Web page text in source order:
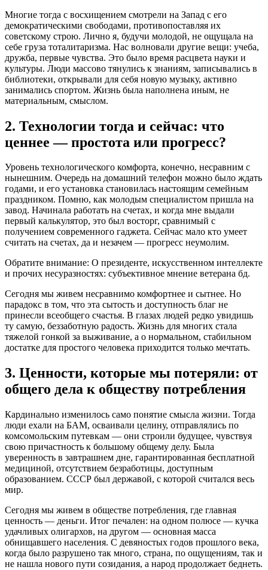
Многие тогда с восхищением смотрели на Запад с его
демократическими свободами, противопоставляя их
советскому строю. Лично я, будучи молодой, не ощущала на
себе груза тоталитаризма. Нас волновали другие вещи: учеба,
дружба, первые чувства. Это было время расцвета науки и
культуры. Люди массово тянулись к знаниям, записывались в
библиотеки, открывали для себя новую музыку, активно
занимались спортом. Жизнь была наполнена иным, не
материальным, смыслом.
2. Технологии тогда и сейчас: что
ценнее — простота или прогресс?
Уровень технологического комфорта, конечно, несравним с
нынешним. Очередь на домашний телефон можно было ждать
годами, и его установка становилась настоящим семейным
праздником. Помню, как молодым специалистом пришла на
завод. Начинала работать на счетах, и когда мне выдали
первый калькулятор, это был восторг, сравнимый с
получением современного гаджета. Сейчас мало кто умеет
считать на счетах, да и незачем — прогресс неумолим.
Обратите внимание: О президенте, искусственном интеллекте
и прочих несуразностях: субъективное мнение ветерана бд.
Сегодня мы живем несравнимо комфортнее и сытнее. Но
парадокс в том, что эта сытость и доступность благ не
принесли всеобщего счастья. В глазах людей редко увидишь
ту самую, беззаботную радость. Жизнь для многих стала
тяжелой гонкой за выживание, а о нормальном, стабильном
достатке для простого человека приходится только мечтать.
3. Ценности, которые мы потеряли: от
общего дела к обществу потребления
Кардинально изменилось само понятие смысла жизни. Тогда
люди ехали на БАМ, осваивали целину, отправлялись по
комсомольским путевкам — они строили будущее, чувствуя
свою причастность к большому общему делу. Была
уверенность в завтрашнем дне, гарантированная бесплатной
медициной, отсутствием безработицы, доступным
образованием. СССР был державой, с которой считался весь
мир.
Сегодня мы живем в обществе потребления, где главная
ценность — деньги. Итог печален: на одном полюсе — кучка
удачливых олигархов, на другом — основная масса
обнищавшего населения. С девяностых годов прошлого века,
когда было разрушено так много, страна, по ощущениям, так и
не нашла нового пути созидания, а народ продолжает беднеть.